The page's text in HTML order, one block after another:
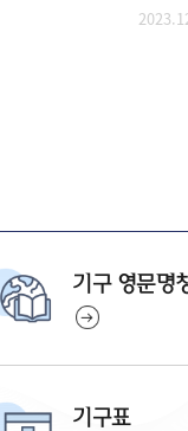
기구 영문명
기구표